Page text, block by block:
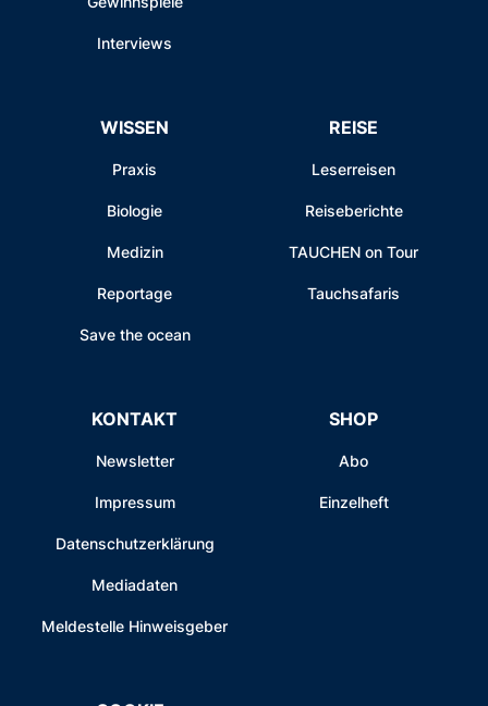
Interviews
WISSEN
Praxis
Biologie
Medizin
Reportage
Save the ocean
REISE
Leserreisen
Reiseberichte
TAUCHEN on Tour
Tauchsafaris
KONTAKT
Newsletter
Impressum
Datenschutzerklärung
Mediadaten
Meldestelle Hinweisgeber
SHOP
Abo
Einzelheft